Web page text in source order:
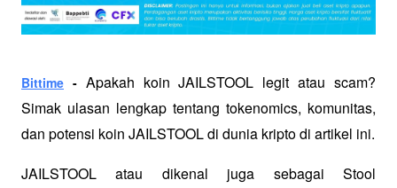
Bittime - Apakah koin JAILSTOOL legit atau scam?
Simak ulasan lengkap tentang tokenomics, komunitas,
dan potensi koin JAILSTOOL di dunia kripto di artikel ini.
JAILSTOOL atau dikenal juga sebagai Stool